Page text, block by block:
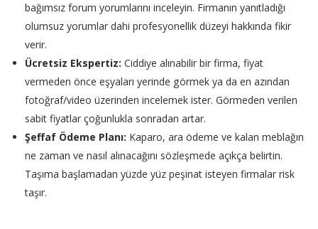
bağımsız forum yorumlarını inceleyin. Firmanın yanıtladığı
olumsuz yorumlar dahi profesyonellik düzeyi hakkında fikir
verir.
Ücretsiz Ekspertiz: Ciddiye alınabilir bir firma, fiyat
vermeden önce eşyaları yerinde görmek ya da en azından
fotoğraf/video üzerinden incelemek ister. Görmeden verilen
sabit fiyatlar çoğunlukla sonradan artar.
Şeffaf Ödeme Planı: Kaparo, ara ödeme ve kalan meblağın
ne zaman ve nasıl alınacağını sözleşmede açıkça belirtin.
Taşıma başlamadan yüzde yüz peşinat isteyen firmalar risk
taşır.